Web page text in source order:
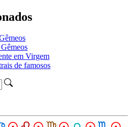
em Virgem
de famosos